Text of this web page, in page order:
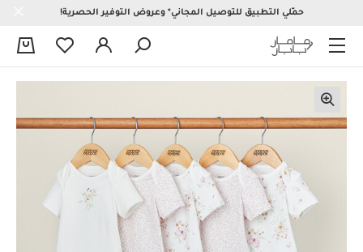
حمّلي التطبيق للتوصيل المجاني* وعروض التوفير الحصرية!